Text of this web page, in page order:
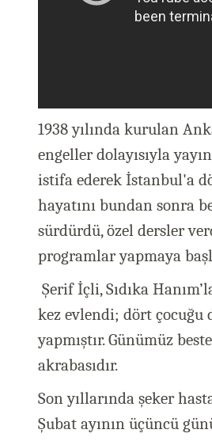
1938 yılında kurulan
engeller dolayısıyla
istifa ederek İstanbul'a
hayatını bundan sonra
sürdürdü, özel dersler
programlar yapmaya
Şerif İçli, Sıdıka
kez evlendi; dört çocuğu
yapmıştır. Günümüz
akrabasıdır.
Son yıllarında şeker
Şubat ayının üçüncü